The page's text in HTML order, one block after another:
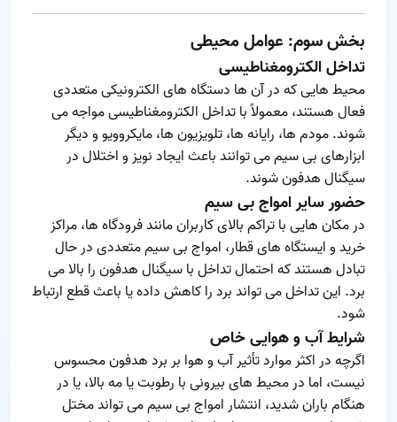
بخش سوم: عوامل محیطی
تداخل الکترومغناطیسی
محیط‌ هایی که در آن‌ ها دستگاه‌ های الکترونیکی متعددی
فعال هستند، معمولاً با تداخل الکترومغناطیسی مواجه می‌
شوند. مودم‌ ها، رایانه‌ ها، تلویزیون‌ ها، مایکروویو و دیگر
ابزارهای بی‌ سیم می‌ توانند باعث ایجاد نویز و اختلال در
سیگنال هدفون شوند.
حضور سایر امواج بی‌ سیم
در مکان‌ هایی با تراکم بالای کاربران مانند فرودگاه‌ ها، مراکز
خرید و ایستگاه‌ های قطار، امواج بی‌ سیم متعددی در حال
تبادل هستند که احتمال تداخل با سیگنال هدفون را بالا می‌
برد. این تداخل می‌ تواند برد را کاهش داده یا باعث قطع ارتباط
شود.
شرایط آب و هوایی خاص
اگرچه در اکثر موارد تأثیر آب‌ و هوا بر برد هدفون محسوس
نیست، اما در محیط‌ های بیرونی با رطوبت یا مه بالا، یا در
هنگام باران شدید، انتشار امواج بی‌ سیم می‌ تواند مختل